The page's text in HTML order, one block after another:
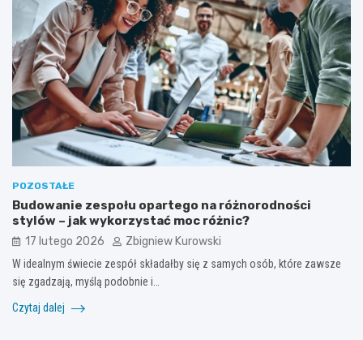
POZOSTAŁE
Budowanie zespołu opartego na różnorodności
stylów – jak wykorzystać moc różnic?
17 lutego 2026 Zbigniew Kurowski
W idealnym świecie zespół składałby się z samych osób, które zawsze
się zgadzają, myślą podobnie i…
Czytaj dalej